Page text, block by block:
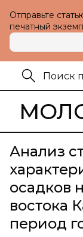
Отправьте
печатный
Анализ
осадков
востока
период